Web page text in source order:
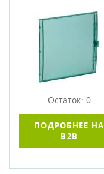
Остаток: 0
ПОДРОБНЕЕ НА
B2B